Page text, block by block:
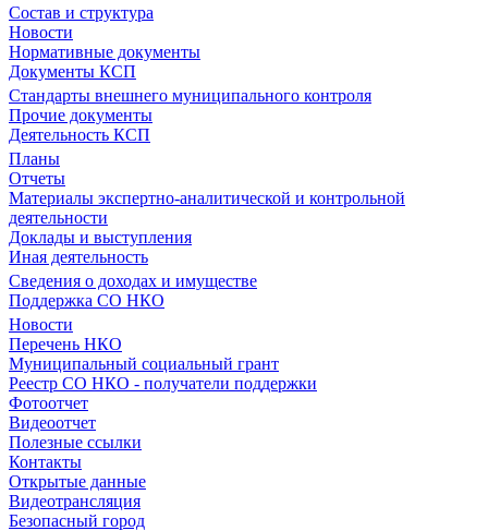
Состав и структура
Новости
Нормативные документы
Документы КСП
Стандарты внешнего муниципального контроля
Прочие документы
Деятельность КСП
Планы
Отчеты
Материалы экспертно-аналитической и контрольной
деятельности
Доклады и выступления
Иная деятельность
Сведения о доходах и имуществе
Поддержка СО НКО
Новости
Перечень НКО
Муниципальный социальный грант
Реестр СО НКО - получатели поддержки
Фотоотчет
Видеоотчет
Полезные ссылки
Контакты
Открытые данные
Видеотрансляция
Безопасный город